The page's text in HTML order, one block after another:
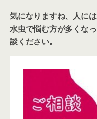
気になりますね、人に
水虫で悩む方が多くな
談ください。